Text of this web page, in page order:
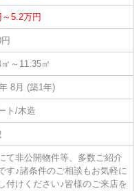
5.2万円
～11.35㎡
8月 (築1年)
ト/木造
て非公開物件等、多数ご紹介
す♪諸条件のご相談もお気軽に
付けください♪皆様のご来店を